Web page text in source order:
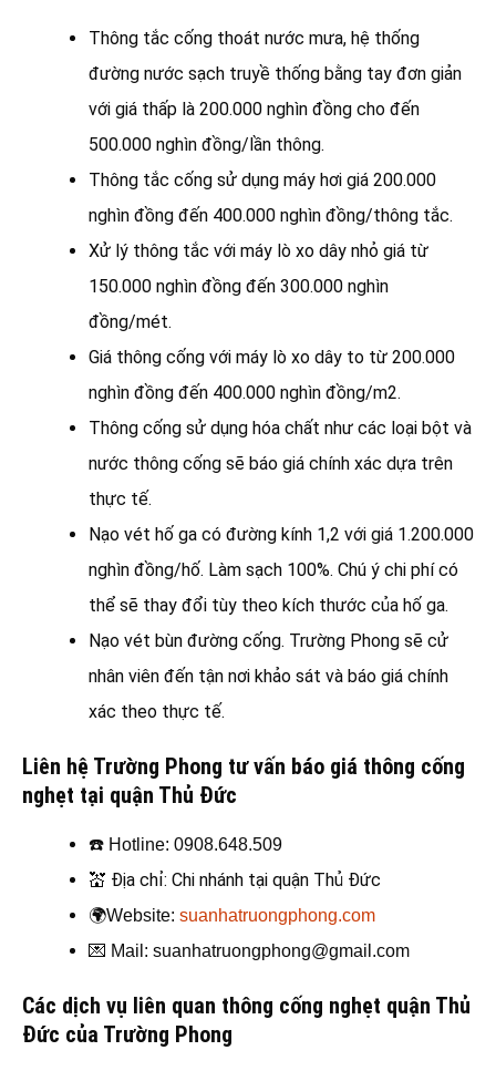
Thông tắc cống thoát nước mưa, hệ thống
đường nước sạch truyề thống bằng tay đơn giản
với giá thấp là 200.000 nghìn đồng cho đến
500.000 nghìn đồng/lần thông.
Thông tắc cống sử dụng máy hơi giá 200.000
nghìn đồng đến 400.000 nghìn đồng/thông tắc.
Xử lý thông tắc với máy lò xo dây nhỏ giá từ
150.000 nghìn đồng đến 300.000 nghìn
đồng/mét.
Giá thông cống với máy lò xo dây to từ 200.000
nghìn đồng đến 400.000 nghìn đồng/m2.
Thông cống sử dụng hóa chất như các loại bột và
nước thông cống sẽ báo giá chính xác dựa trên
thực tế.
Nạo vét hố ga có đường kính 1,2 với giá 1.200.000
nghìn đồng/hố. Làm sạch 100%. Chú ý chi phí có
thể sẽ thay đổi tùy theo kích thước của hố ga.
Nạo vét bùn đường cống. Trường Phong sẽ cử
nhân viên đến tận nơi khảo sát và báo giá chính
xác theo thực tế.
Liên hệ Trường Phong tư vấn báo giá thông cống
nghẹt tại quận Thủ Đức
☎️ Hotline: 0908.648.509
💒 Địa chỉ: Chi nhánh tại quận Thủ Đức
🌍Website: suanhatruongphong.com
💌 Mail: suanhatruongphong@gmail.com
Các dịch vụ liên quan thông cống nghẹt quận Thủ
Đức của Trường Phong